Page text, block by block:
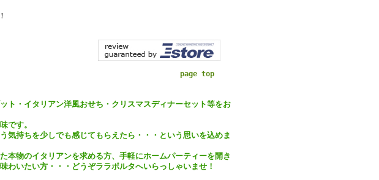
page top
ト・イタリアン洋風おせち・クリスマスディナーセット等をお
です。
気持ちを少しでも感じてもらえたら・・・という思いを込めま
本物のイタリアンを求める方、手軽にホームパーティーを開き
わいたい方・・・どうぞララポルタへいらっしゃいませ！